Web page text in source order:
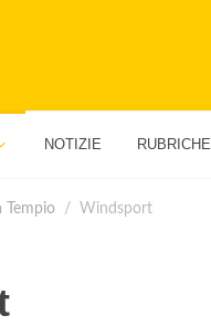
NOTIZIE RUBRICHE
Tempio Windsport